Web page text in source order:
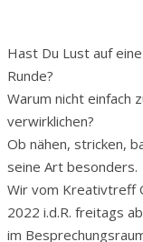
Hast Du Lust auf
Runde?
Warum nicht einfach
verwirklichen?
Ob nähen, stricken,
seine Art besonders.
Wir vom Kreativtreff
2022 i.d.R. freitags
im